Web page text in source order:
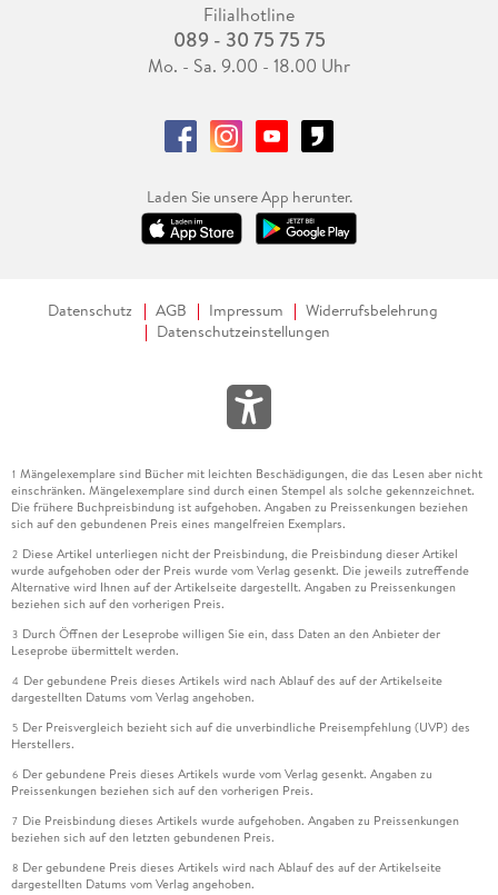
Filialhotline
089 - 30 75 75 75
Mo. - Sa. 9.00 - 18.00 Uhr
Laden Sie unsere App herunter.
Datenschutz AGB Impressum
Widerrufsbelehrung
Datenschutzeinstellungen
1 Mängelexemplare sind Bücher mit leichten Beschädigungen, die das Lesen aber nicht
einschränken. Mängelexemplare sind durch einen Stempel als solche gekennzeichnet.
Die frühere Buchpreisbindung ist aufgehoben. Angaben zu Preissenkungen beziehen
sich auf den gebundenen Preis eines mangelfreien Exemplars.
2 Diese Artikel unterliegen nicht der Preisbindung, die Preisbindung dieser Artikel
wurde aufgehoben oder der Preis wurde vom Verlag gesenkt. Die jeweils zutreffende
Alternative wird Ihnen auf der Artikelseite dargestellt. Angaben zu Preissenkungen
beziehen sich auf den vorherigen Preis.
3 Durch Öffnen der Leseprobe willigen Sie ein, dass Daten an den Anbieter der
Leseprobe übermittelt werden.
4 Der gebundene Preis dieses Artikels wird nach Ablauf des auf der Artikelseite
dargestellten Datums vom Verlag angehoben.
5 Der Preisvergleich bezieht sich auf die unverbindliche Preisempfehlung (UVP) des
Herstellers.
6 Der gebundene Preis dieses Artikels wurde vom Verlag gesenkt. Angaben zu
Preissenkungen beziehen sich auf den vorherigen Preis.
7 Die Preisbindung dieses Artikels wurde aufgehoben. Angaben zu Preissenkungen
beziehen sich auf den letzten gebundenen Preis.
8 Der gebundene Preis dieses Artikels wird nach Ablauf des auf der Artikelseite
dargestellten Datums vom Verlag angehoben.